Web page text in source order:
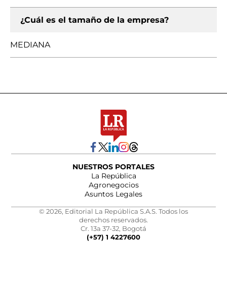
¿Cuál es el tamaño de la empresa?
MEDIANA
NUESTROS PORTALES
La República
Agronegocios
Asuntos Legales
© 2026, Editorial La República S.A.S. Todos los
derechos reservados.
Cr. 13a 37-32, Bogotá
(+57) 1 4227600